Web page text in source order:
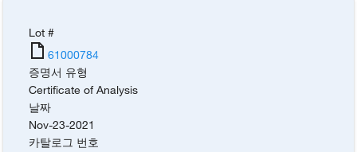
Lot #
61000784
증명서 유형
Certificate of Analysis
날짜
Nov-23-2021
카탈로그 번호